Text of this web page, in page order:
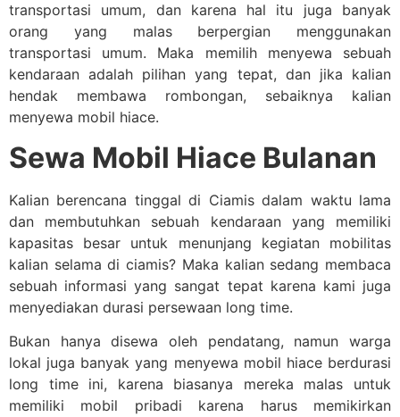
transportasi umum, dan karena hal itu juga banyak
orang yang malas berpergian menggunakan
transportasi umum. Maka memilih menyewa sebuah
kendaraan adalah pilihan yang tepat, dan jika kalian
hendak membawa rombongan, sebaiknya kalian
menyewa mobil hiace.
Sewa Mobil Hiace Bulanan
Kalian berencana tinggal di Ciamis dalam waktu lama
dan membutuhkan sebuah kendaraan yang memiliki
kapasitas besar untuk menunjang kegiatan mobilitas
kalian selama di ciamis? Maka kalian sedang membaca
sebuah informasi yang sangat tepat karena kami juga
menyediakan durasi persewaan long time.
Bukan hanya disewa oleh pendatang, namun warga
lokal juga banyak yang menyewa mobil hiace berdurasi
long time ini, karena biasanya mereka malas untuk
memiliki mobil pribadi karena harus memikirkan